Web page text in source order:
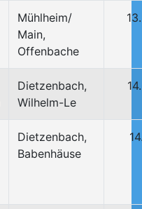
Mühlheim/
Main,
Offenbache
Dietzenbach,
Wilhelm-Le
Dietzenbach,
Babenhäuse